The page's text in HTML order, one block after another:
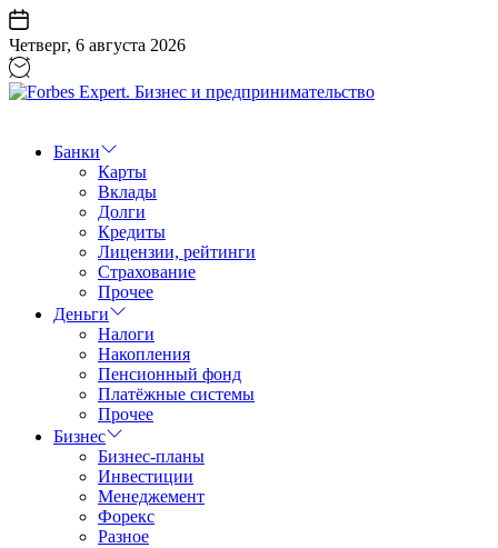
Перейти
к
содержанию
Четверг, 6 августа 2026
Бизнес
предпринимательство
Банки
Карты
Вклады
Долги
Кредиты
Лицензии, рейтинги
Страхование
Прочее
Деньги
Налоги
Накопления
Пенсионный фонд
Платёжные системы
Прочее
Бизнес
Бизнес-планы
Инвестиции
Менеджемент
Форекс
Разное